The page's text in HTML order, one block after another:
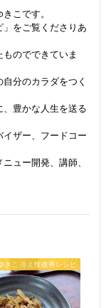
こです。
をご覧くださりあ
のでできていま
分のカラダをつく
豊かな人生を送る
イザー、フードコー
ュー開発、講師、
きこ 冷え性改善レシピ